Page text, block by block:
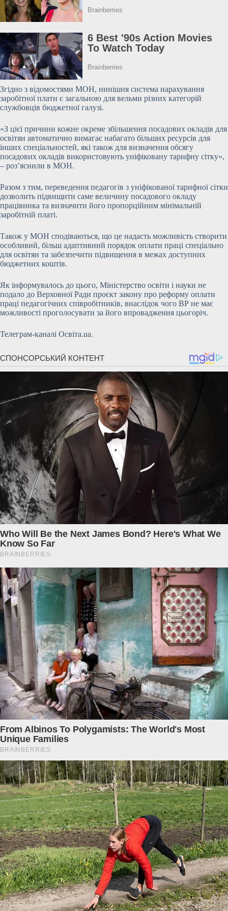
Згідно з відомостями МОН, нинішня система нарахування
заробітної плати є загальною для вельми різних категорій
службовців бюджетної галузі.
«З цієї причини кожне окреме збільшення посадових окладів для
освітян автоматично вимагає набагато більших ресурсів для
інших спеціальностей, які також для визначення обсягу
посадових окладів використовують уніфіковану тарифну сітку»,
– роз’яснили в МОН.
Разом з тим, переведення педагогів з уніфікованої тарифної сітки
дозволить підвищити саме величину посадового окладу
працівника та визначити його пропорційним мінімальній
заробітній платі.
Також у МОН сподіваються, що це надасть можливість створити
особливий, більш адаптивний порядок оплати праці спеціально
для освітян та забезпечити підвищення в межах доступних
бюджетних коштів.
Як інформувалось до цього, Міністерство освіти і науки не
подало до Верховної Ради проєкт закону про реформу оплати
праці педагогічних співробітників, внаслідок чого ВР не має
можливості проголосувати за його впровадження цьогоріч.
Телеграм-каналі Освіта.ua.